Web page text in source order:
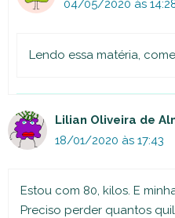
04/05/2020 às
Lendo essa matéria,
Lilian Oliveira de
18/01/2020 às 17:43
Estou com 80, kilos. E
Preciso perder quantos